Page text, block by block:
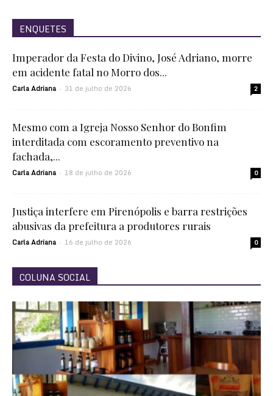
ENQUETES
Imperador da Festa do Divino, José Adriano, morre
em acidente fatal no Morro dos...
Carla Adriana - 31 de julho de 2026 2
Mesmo com a Igreja Nosso Senhor do Bonfim
interditada com escoramento preventivo na
fachada,...
Carla Adriana - 18 de julho de 2026 0
Justiça interfere em Pirenópolis e barra restrições
abusivas da prefeitura a produtores rurais
Carla Adriana - 16 de julho de 2026 0
COLUNA SOCIAL